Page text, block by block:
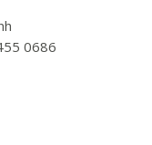
0686